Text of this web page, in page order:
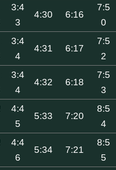
3:4
3
4:30 6:16
7:5
0
3:4
4
4:31 6:17
7:5
2
3:4
4
4:32 6:18
7:5
3
4:4
5
5:33 7:20
8:5
4
4:4
6
5:34 7:21
8:5
5